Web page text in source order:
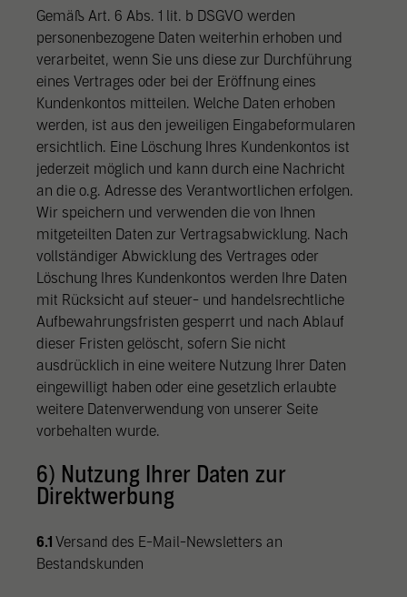
Gemäß Art. 6 Abs. 1 lit. b DSGVO werden
personenbezogene Daten weiterhin erhoben und
verarbeitet, wenn Sie uns diese zur Durchführung
eines Vertrages oder bei der Eröffnung eines
Kundenkontos mitteilen. Welche Daten erhoben
werden, ist aus den jeweiligen Eingabeformularen
ersichtlich. Eine Löschung Ihres Kundenkontos ist
jederzeit möglich und kann durch eine Nachricht
an die o.g. Adresse des Verantwortlichen erfolgen.
Wir speichern und verwenden die von Ihnen
mitgeteilten Daten zur Vertragsabwicklung. Nach
vollständiger Abwicklung des Vertrages oder
Löschung Ihres Kundenkontos werden Ihre Daten
mit Rücksicht auf steuer- und handelsrechtliche
Aufbewahrungsfristen gesperrt und nach Ablauf
dieser Fristen gelöscht, sofern Sie nicht
ausdrücklich in eine weitere Nutzung Ihrer Daten
eingewilligt haben oder eine gesetzlich erlaubte
weitere Datenverwendung von unserer Seite
vorbehalten wurde.
6) Nutzung Ihrer Daten zur
Direktwerbung
6.1 Versand des E-Mail-Newsletters an
Bestandskunden